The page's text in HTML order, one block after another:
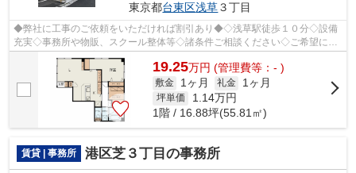
東京都台東区浅草３丁目
◆弊社に工事のご依頼をいただければ割引あり◆◇浅草駅徒歩１０分◇設備
充実◇事務所や物販、スクール整体等◇諸条件ご相談ください◇ご希望に合
わせて物件のご提案が可能です◇お気軽にお問...
19.25万円 (管理費等：- )
敷金 1ヶ月 礼金 1ヶ月
坪単価 1.14万円
1階 / 16.88坪(55.81㎡)
賃貸 | 事務所 港区芝３丁目の事務所